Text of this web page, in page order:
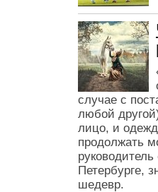
случае с
любой
лицо, и
продолжать
Петербурге,
шедевр.